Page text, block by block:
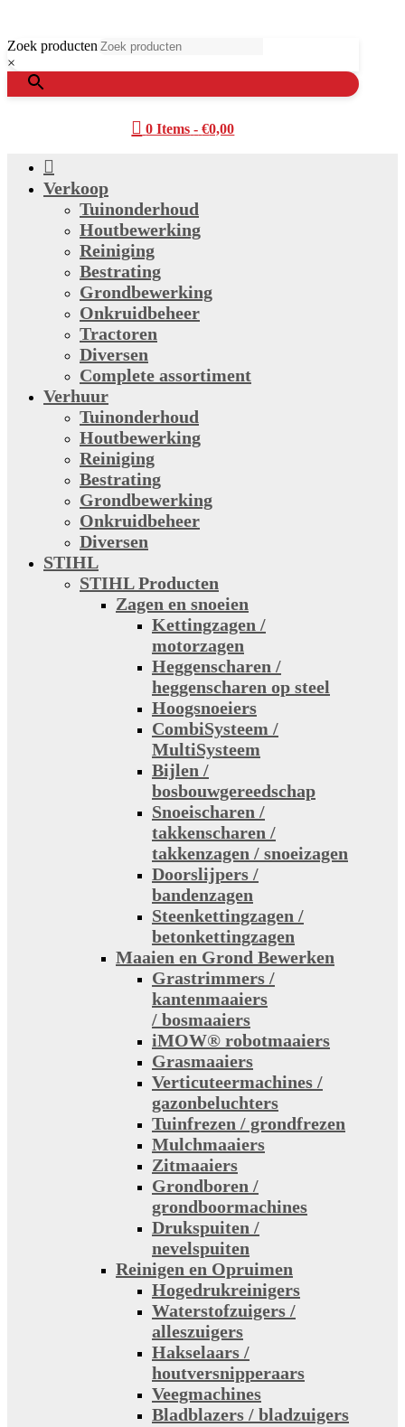
Zoek producten
×
 0 Items - €0,00

Verkoop
Tuinonderhoud
Houtbewerking
Reiniging
Bestrating
Grondbewerking
Onkruidbeheer
Tractoren
Diversen
Complete assortiment
Verhuur
Tuinonderhoud
Houtbewerking
Reiniging
Bestrating
Grondbewerking
Onkruidbeheer
Diversen
STIHL
STIHL Producten
Zagen en snoeien
Kettingzagen /
motorzagen
Heggenscharen /
heggenscharen op steel
Hoogsnoeiers
CombiSysteem /
MultiSysteem
Bijlen /
bosbouwgereedschap
Snoeischaren /
takkenscharen /
takkenzagen / snoeizagen
Doorslijpers /
bandenzagen
Steenkettingzagen /
betonkettingzagen
Maaien en Grond Bewerken
Grastrimmers /
kantenmaaiers
/ bosmaaiers
iMOW® robotmaaiers
Grasmaaiers
Verticuteermachines /
gazonbeluchters
Tuinfrezen / grondfrezen
Mulchmaaiers
Zitmaaiers
Grondboren /
grondboormachines
Drukspuiten /
nevelspuiten
Reinigen en Opruimen
Hogedrukreinigers
Waterstofzuigers /
alleszuigers
Hakselaars /
houtversnipperaars
Veegmachines
Bladblazers / bladzuigers